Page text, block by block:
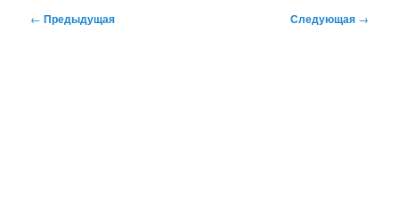
Навигация
← Предыдущая Следующая →